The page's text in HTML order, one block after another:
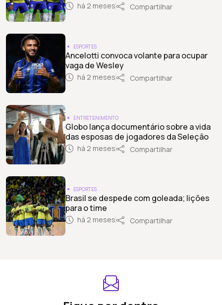
há 2 meses Compartilhar
ESPORTES
Ancelotti convoca volante para ocupar
vaga de Wesley
há 2 meses Compartilhar
ENTRETENIMENTO
Globo lança documentário sobre a vida
das esposas de jogadores da Seleção
há 2 meses Compartilhar
ESPORTES
Brasil se despede com goleada; lições
para o time
há 2 meses Compartilhar